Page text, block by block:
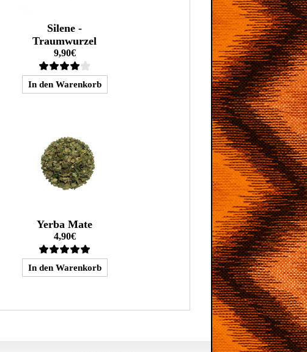
Silene -
Traumwurzel
9,90€
Yerba Mate
4,90€